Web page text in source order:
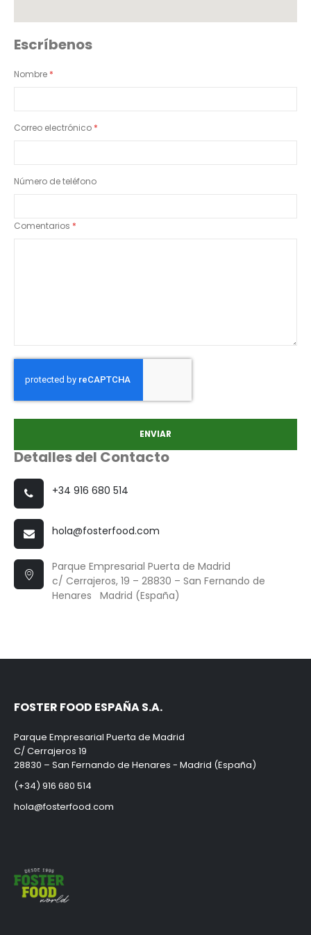
Escríbenos
Nombre
Correo electrónico
Número de teléfono
Comentarios
ENVIAR
Detalles del Contacto
+34 916 680 514
hola@fosterfood.com
Parque Empresarial Puerta de Madrid
c/ Cerrajeros, 19 – 28830 – San Fernando de
Henares Madrid (España)
FOSTER FOOD ESPAÑA S.A.
Parque Empresarial Puerta de Madrid
C/ Cerrajeros 19
28830 – San Fernando de Henares - Madrid (España)
(+34) 916 680 514
hola@fosterfood.com